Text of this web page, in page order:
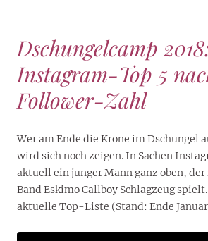
Dschungelcamp
Instagram-Top 5
Follower-Zahl
Wer am Ende die Krone im Dschungel
wird sich noch zeigen. In Sachen
aktuell ein junger Mann ganz oben,
Band Eskimo Callboy Schlagzeug
aktuelle Top-Liste (Stand: Ende Januar